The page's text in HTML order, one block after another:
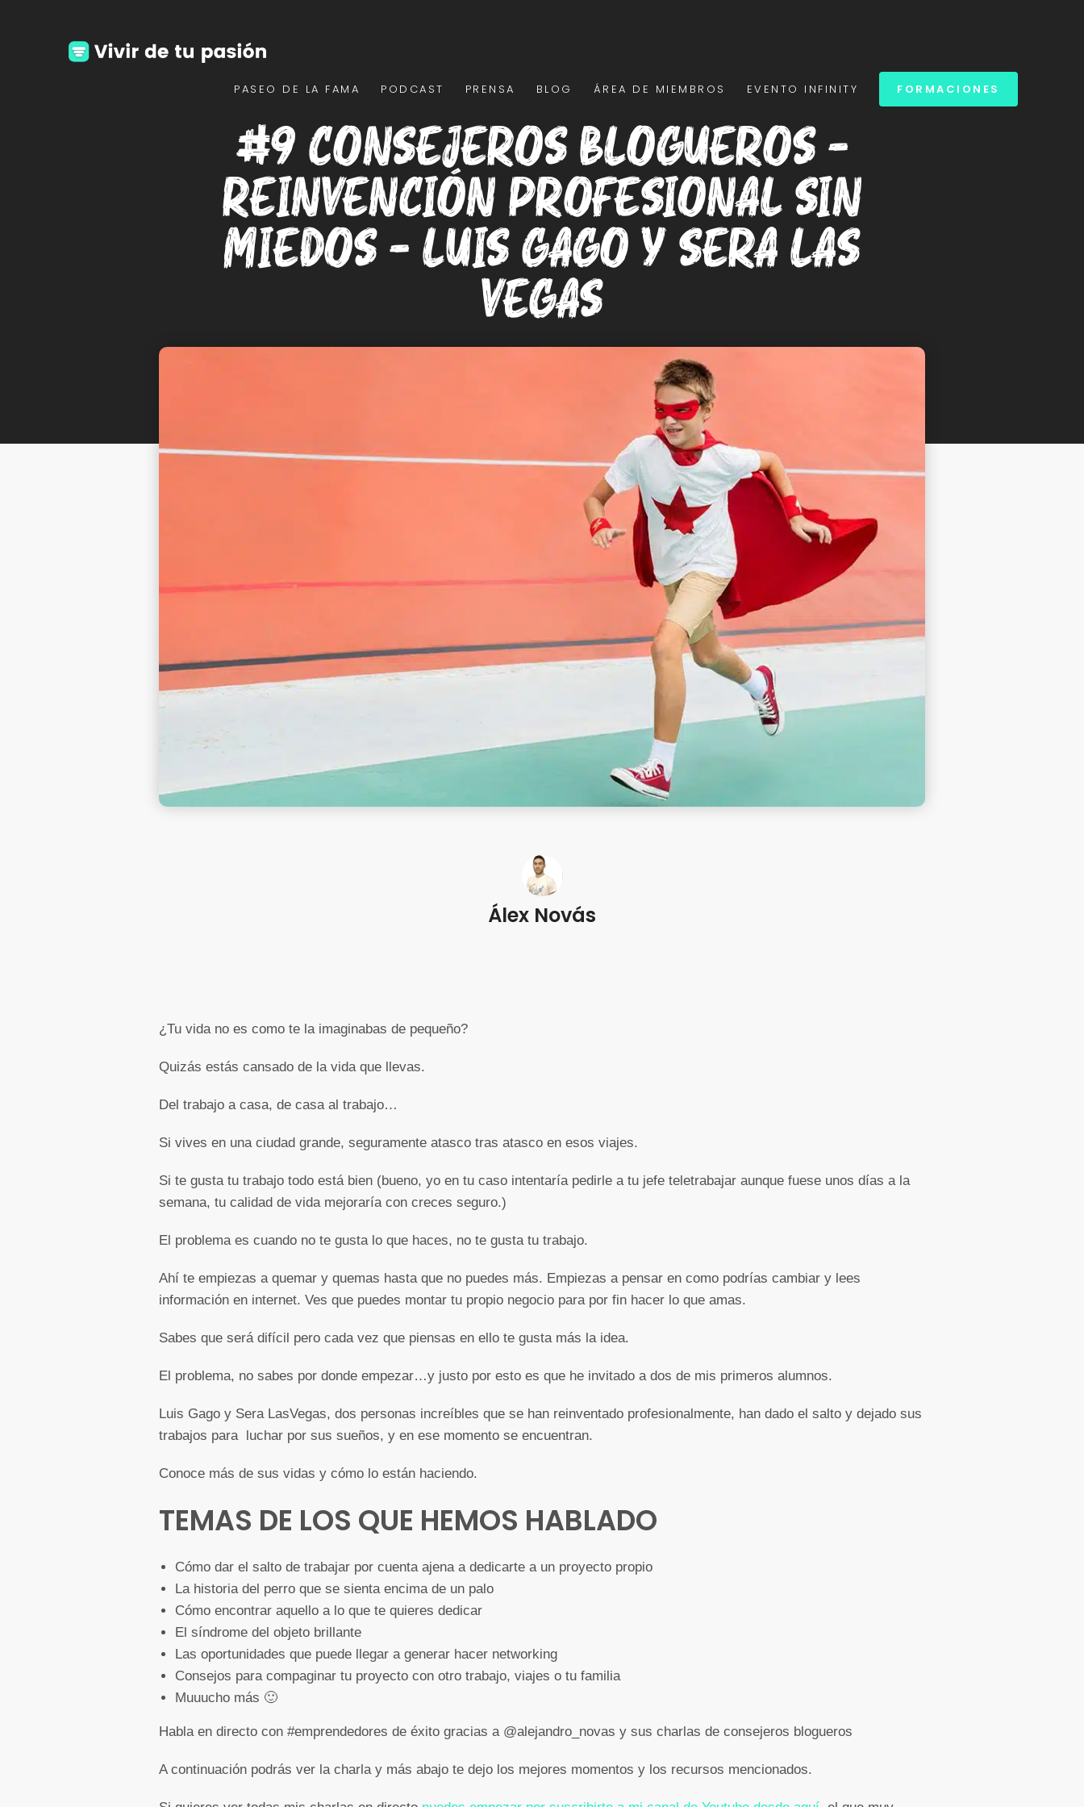
PASEO DE LA FAMA PODCAST PRENSA BLOG ÁREA DE MIEMBROS EVENTO INFINITY FORMACIONES
#9 Consejeros Blogueros –
Reinvención profesional sin
miedos – Luis Gago y Sera Las
Vegas
Álex Novás
¿Tu vida no es como te la imaginabas de pequeño?
Quizás estás cansado de la vida que llevas.
Del trabajo a casa, de casa al trabajo…
Si vives en una ciudad grande, seguramente atasco tras atasco en esos viajes.
Si te gusta tu trabajo todo está bien (bueno, yo en tu caso intentaría pedirle a tu jefe teletrabajar aunque fuese unos días a la
semana, tu calidad de vida mejoraría con creces seguro.)
El problema es cuando no te gusta lo que haces, no te gusta tu trabajo.
Ahí te empiezas a quemar y quemas hasta que no puedes más. Empiezas a pensar en como podrías cambiar y lees
información en internet. Ves que puedes montar tu propio negocio para por fin hacer lo que amas.
Sabes que será difícil pero cada vez que piensas en ello te gusta más la idea.
El problema, no sabes por donde empezar…y justo por esto es que he invitado a dos de mis primeros alumnos.
Luis Gago y Sera LasVegas, dos personas increíbles que se han reinventado profesionalmente, han dado el salto y dejado sus
trabajos para luchar por sus sueños, y en ese momento se encuentran.
Conoce más de sus vidas y cómo lo están haciendo.
TEMAS DE LOS QUE HEMOS HABLADO
Cómo dar el salto de trabajar por cuenta ajena a dedicarte a un proyecto propio
La historia del perro que se sienta encima de un palo
Cómo encontrar aquello a lo que te quieres dedicar
El síndrome del objeto brillante
Las oportunidades que puede llegar a generar hacer networking
Consejos para compaginar tu proyecto con otro trabajo, viajes o tu familia
Muuucho más 🙂
Habla en directo con #emprendedores de éxito gracias a @alejandro_novas y sus charlas de consejeros blogueros
A continuación podrás ver la charla y más abajo te dejo los mejores momentos y los recursos mencionados.